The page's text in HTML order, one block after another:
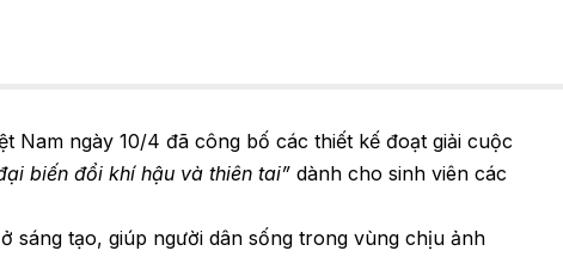
Nam ngày 10/4 đã công bố các thiết kế đoạt giải cuộc
biến đổi khí hậu và thiên tai” dành cho sinh viên các
sáng tạo, giúp người dân sống trong vùng chịu ảnh